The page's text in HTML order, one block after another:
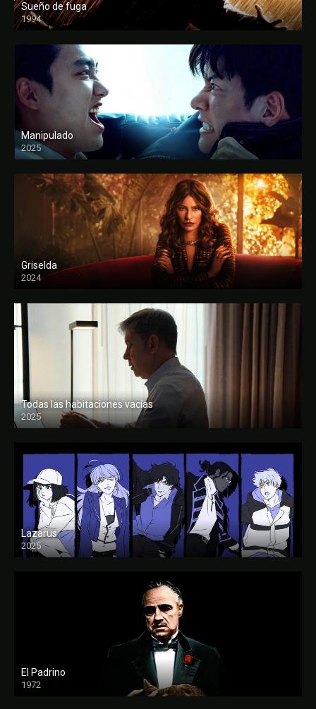
Sueño de fuga
1994
FULL HD
Manipulado
2025
Griselda
2024
Todas las habitaciones vacías
2025
FULL HD
Lazarus
2025
El Padrino
1972
FULL HD